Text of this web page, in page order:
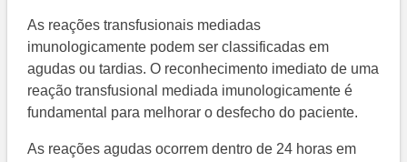
As reações transfusionais mediadas
imunologicamente podem ser classificadas em
agudas ou tardias. O reconhecimento imediato de uma
reação transfusional mediada imunologicamente é
fundamental para melhorar o desfecho do paciente.
As reações agudas ocorrem dentro de 24 horas em